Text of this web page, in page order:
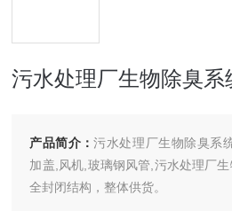
污水处理厂生物除臭系
产品简介：污水处理厂生物除臭系
加盖,风机,玻璃钢风管,污水处理厂
全封闭结构，整体供货。